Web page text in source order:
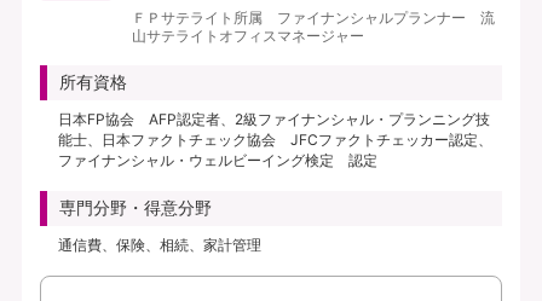
ＦＰサテライト所属 ファイナンシャルプランナー 流
山サテライトオフィスマネージャー
所有資格
日本FP協会 AFP認定者、2級ファイナンシャル・プランニング技
能士、日本ファクトチェック協会 JFCファクトチェッカー認定、
ファイナンシャル・ウェルビーイング検定 認定
専門分野・得意分野
通信費、保険、相続、家計管理